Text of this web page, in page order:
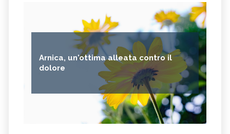
Arnica, un'ottima alleata contro il
dolore